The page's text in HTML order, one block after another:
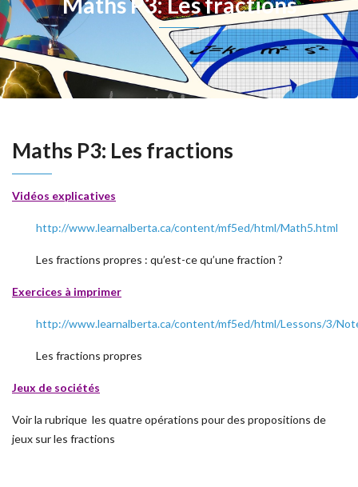
Maths P3: Les fractions
Vidéos explicatives
http://www.learnalberta.ca/content/mf5ed/html/Math5.html
Les fractions propres : qu’est-ce qu’une fraction ?
Exercices à imprimer
http://www.learnalberta.ca/content/mf5ed/html/Lessons/3/
Les fractions propres
Jeux de sociétés
Voir la rubrique les quatre opérations pour des propositions de
jeux sur les fractions